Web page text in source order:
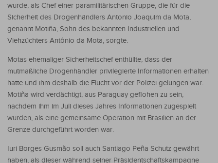
wurde, als Chef einer paramilitärischen Gruppe, die für die
Sicherheit des Drogenhändlers Antonio Joaquim da Mota,
genannt Motiña, Sohn des bekannten Industriellen und
Viehzüchters Antônio da Mota, sorgte.
Motas ehemaliger Sicherheitschef enthüllte, dass der
mutmaßliche Drogenhändler privilegierte Informationen erhalten
hatte und ihm deshalb die Flucht vor der Polizei gelungen war.
Motiña wird verdächtigt, aus Paraguay geflohen zu sein,
nachdem ihm im Juli dieses Jahres Informationen zugespielt
wurden, als eine gemeinsame Operation mit Brasilien an der
Grenze durchgeführt worden war.
Iuri Borges Gusmão soll auch Santiago Peña Schutz gewährt
haben, als dieser während seiner Präsidentschaftskampagne